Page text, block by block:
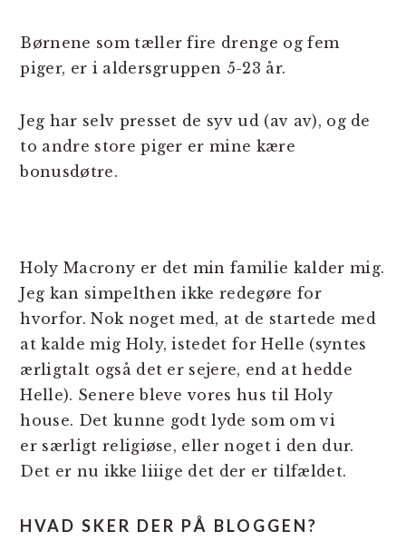
Børnene som tæller fire drenge og fem
piger, er i aldersgruppen 5-23 år.
Jeg har selv presset de syv ud (av av), og de
to andre store piger er mine kære
bonusdøtre.
Holy Macrony er det min familie kalder mig.
Jeg kan simpelthen ikke redegøre for
hvorfor. Nok noget med, at de startede med
at kalde mig Holy, istedet for Helle (syntes
ærligtalt også det er sejere, end at hedde
Helle). Senere bleve vores hus til Holy
house. Det kunne godt lyde som om vi
er særligt religiøse, eller noget i den dur.
Det er nu ikke liiige det der er tilfældet.
HVAD SKER DER PÅ BLOGGEN?